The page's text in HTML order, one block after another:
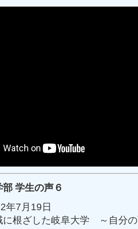
学生の声６
年7月19日
根ざした岐阜大学 ～自分の